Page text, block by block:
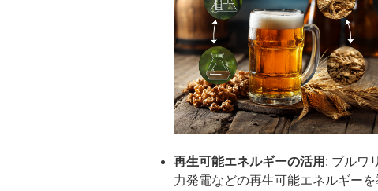
再生可能エネルギーの活用 : ブルワ
力発電などの再生可能エネルギー